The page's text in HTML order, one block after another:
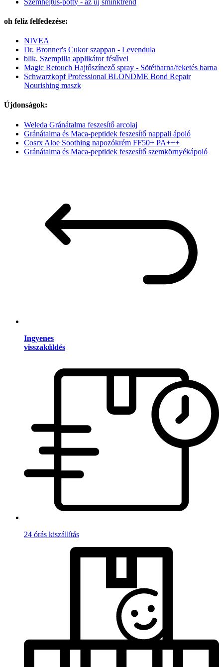
oh feliz felfedezése:
NIVEA
Dr. Bronner's Cukor szappan - Levendula
blik. Szempilla applikátor fésűvel
Magic Retouch Hajtőszínező spray - Sötétbarna/feketés barna
Schwarzkopf Professional BLONDME Bond Repair
Nourishing maszk
Újdonságok:
Weleda Gránátalma feszesítő arcolaj
Gránátalma és Maca-peptidek feszesítő nappali ápoló
Cosrx Aloe Soothing napozókrém FF50+ PA+++
Gránátalma és Maca-peptidek feszesítő szemkörnyékápoló
Ingyenes
visszaküldés
24 órás kiszállítás